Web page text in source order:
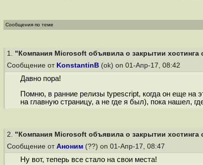
Сообщения по теме
1. "Компания Microsoft объявила о закрытии хостинга
Сообщение от KonstantinB (ok) on 01-Апр-17, 08:42
Давно пора!
Помню, в ранние релизы typescript, когда он еще на
на главную страницу, а не где я был), пока нашел,
2. "Компания Microsoft объявила о закрытии хостинга
Сообщение от Аноним (??) on 01-Апр-17, 08:47
Ну вот, теперь все стало на свои места!